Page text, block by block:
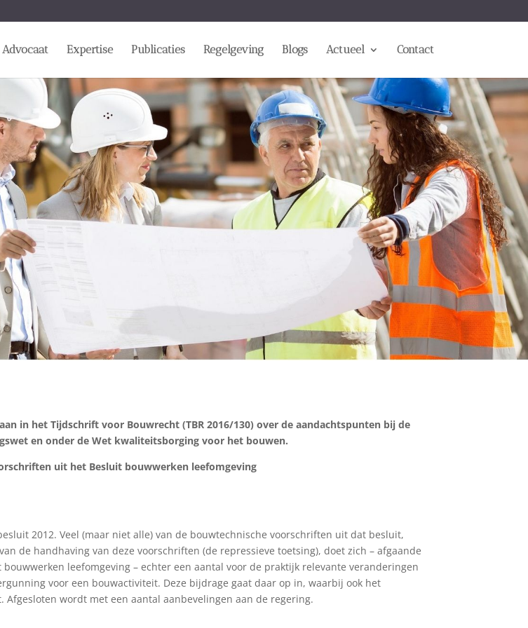
Advocaat Expertise Publicaties Regelgeving Blogs Actueel Contact
in het Tijdschrift voor Bouwrecht (TBR 2016/130) over de aandachtspunten bij de
en onder de Wet kwaliteitsborging voor het bouwen.
uit het Besluit bouwwerken leefomgeving
2012. Veel (maar niet alle) van de bouwtechnische voorschriften uit dat besluit,
de handhaving van deze voorschriften (de repressieve toetsing), doet zich – afgaande
leefomgeving – echter een aantal voor de praktijk relevante veranderingen
voor een bouwactiviteit. Deze bijdrage gaat daar op in, waarbij ook het
wordt met een aantal aanbevelingen aan de regering.